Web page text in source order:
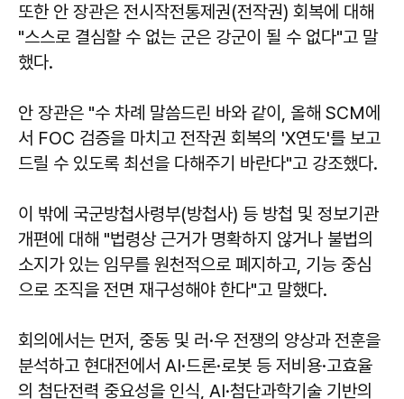
또한 안 장관은 전시작전통제권(전작권) 회복에 대해
"스스로 결심할 수 없는 군은 강군이 될 수 없다"고 말
했다.
안 장관은 "수 차례 말씀드린 바와 같이, 올해 SCM에
서 FOC 검증을 마치고 전작권 회복의 'X연도'를 보고
드릴 수 있도록 최선을 다해주기 바란다"고 강조했다.
이 밖에 국군방첩사령부(방첩사) 등 방첩 및 정보기관
개편에 대해 "법령상 근거가 명확하지 않거나 불법의
소지가 있는 임무를 원천적으로 폐지하고, 기능 중심
으로 조직을 전면 재구성해야 한다"고 말했다.
회의에서는 먼저, 중동 및 러·우 전쟁의 양상과 전훈을
분석하고 현대전에서 AI·드론·로봇 등 저비용·고효율
의 첨단전력 중요성을 인식, AI·첨단과학기술 기반의